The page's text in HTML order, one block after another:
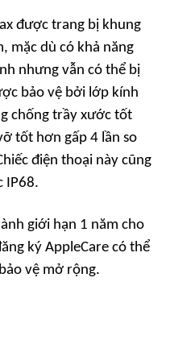
được trang bị khung
mặc dù có khả năng
nhưng vẫn có thể bị
bảo vệ bởi lớp kính
chống trầy xước tốt
tốt hơn gấp 4 lần so
điện thoại này cũng
IP68.
giới hạn 1 năm cho
ký AppleCare có thể
vệ mở rộng.